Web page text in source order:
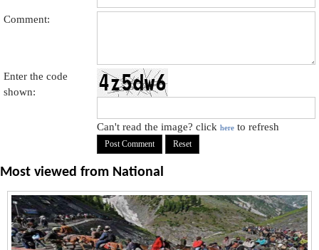
Comment:
Enter the code
shown:
Can't read the image? clickhere to refresh
Most viewed from National